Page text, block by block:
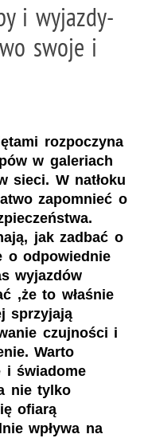
i wyjazdy-
swoje i
rozpoczyna
w galeriach
sieci. W natłoku
zapomnieć o
jak zadbać o
o odpowiednie
wyjazdów
,że to właśnie
sprzyjają
czujności i
Warto
i świadome
nie tylko
ofiarą
wpływa na